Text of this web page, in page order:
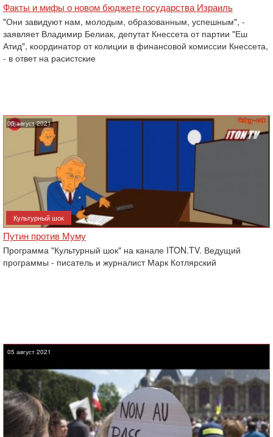
Факты и мифы о новом бюджете государства Израиль
"Они завидуют нам, молодым, образованным, успешным", -
заявляет Владимир Белиак, депутат Кнессета от партии "Еш
Атид", координатор от колиции в финансовой комиссии Кнессета,
- в ответ на расистские
05 август 2021
Культурный шок
Путин против Муму
Программа "Культурный шок" на канале ITON.TV. Ведущий
программы - писатель и журналист Марк Котлярский
05 август 2021